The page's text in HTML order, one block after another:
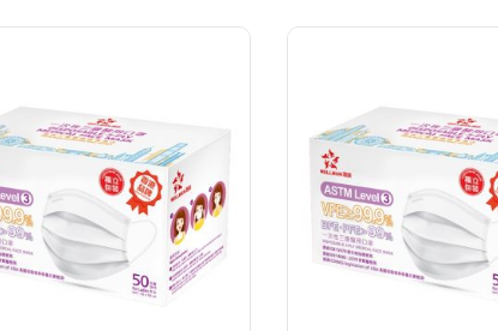
至
望
單
至
望
單